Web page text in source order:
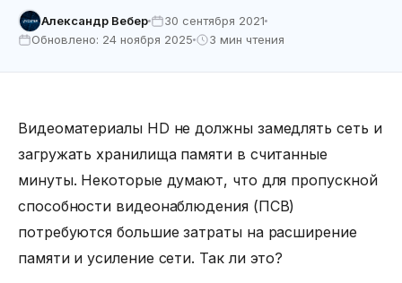
Александр Вебер
30 сентября 2021
Обновлено: 24 ноября 2025
3 мин чтения
Видеоматериалы HD не должны замедлять сеть и
загружать хранилища памяти в считанные
минуты. Некоторые думают, что для пропускной
способности видеонаблюдения(ПСВ)
потребуются большие затраты на расширение
памяти и усиление сети. Так ли это?